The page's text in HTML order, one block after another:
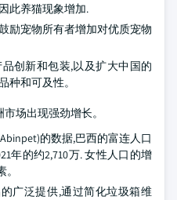
此养猫现象增加.
励宠物所有者增加对优质宠物
创新和包装,以及扩大中国的
种和可及性。
场出现强劲增长。
的数据,巴西的富连人口
年的约2,710万. 女性人口的增
广泛提供,通过简化垃圾箱维